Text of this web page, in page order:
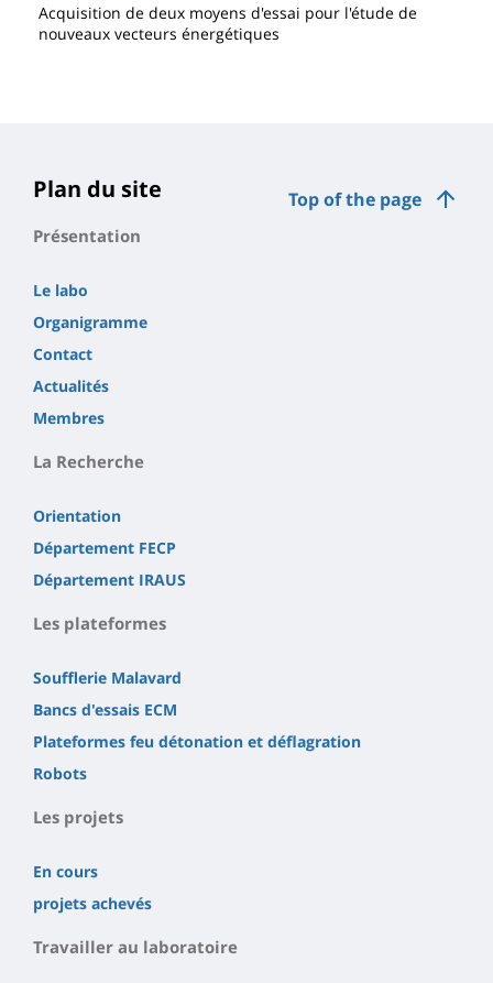
Acquisition de deux moyens d'essai pour l'étude de
nouveaux vecteurs énergétiques
Top of the page
Plan du site
Présentation
Le labo
Organigramme
Contact
Actualités
Membres
La Recherche
Orientation
Département FECP
Département IRAUS
Les plateformes
Soufflerie Malavard
Bancs d'essais ECM
Plateformes feu détonation et déflagration
Robots
Les projets
En cours
projets achevés
Travailler au laboratoire